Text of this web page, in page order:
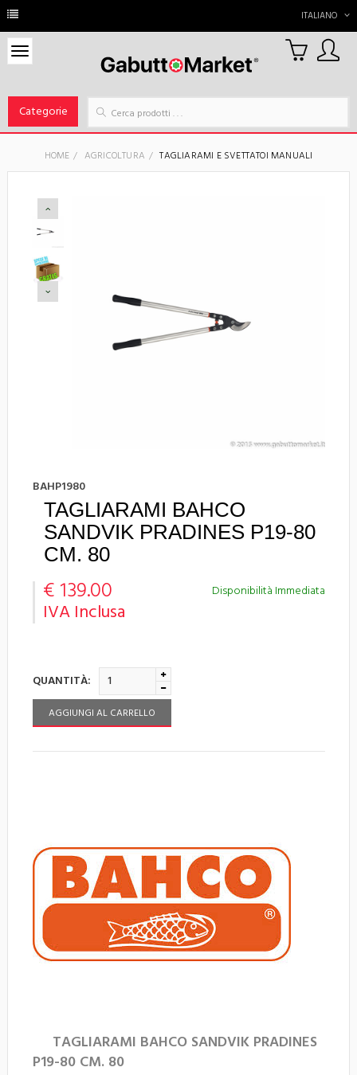
ITALIANO
Categorie
0
Carrello
HOME AGRICOLTURA TAGLIARAMI E SVETTATOI MANUALI
BAHP1980
TAGLIARAMI BAHCO
SANDVIK PRADINES P19-80
CM. 80
Disponibilità Immediata
€ 139.00
IVA Inclusa
QUANTITÀ:
AGGIUNGI AL CARRELLO
TAGLIARAMI BAHCO SANDVIK PRADINES
P19-80 CM. 80